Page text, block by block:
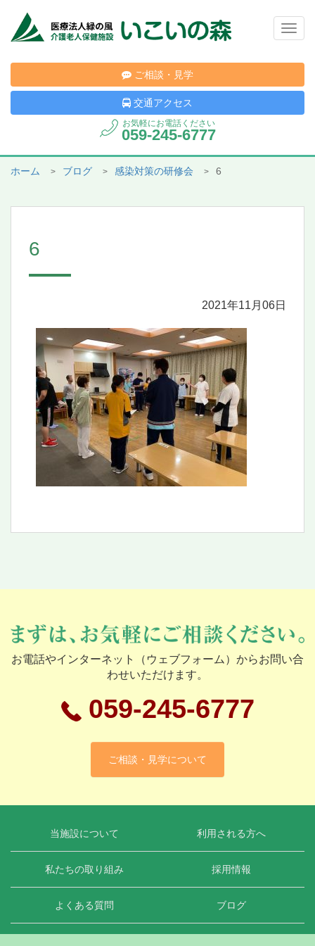
ご相談・見学
交通アクセス
お気軽にお電話ください
059-245-6777
ホーム ブログ 感染対策の研修会 6
6
2021年11月06日
お電話やインターネット（ウェブフォーム）からお問い合
わせいただけます。
059-245-6777
ご相談・見学について
当施設について 利用される方へ
私たちの取り組み 採用情報
よくある質問 ブログ